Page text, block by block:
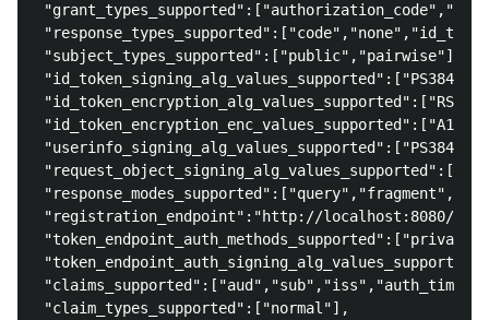
"subject_types_supported":["public","pairwise"],
"id_token_encryption_alg_values_supported":["RSA-
"registration_endpoint":"http://localhost:8080/
"claim_types_supported":["normal"],